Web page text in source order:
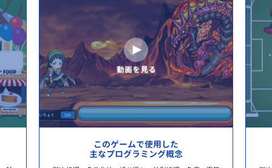
このゲームで使用した
主なプログラミング概念